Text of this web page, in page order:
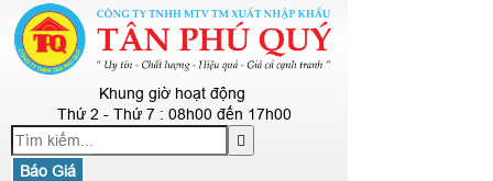
Khung giờ hoạt động
Thứ 2 - Thứ 7 : 08h00 đến 17h00
Báo Giá